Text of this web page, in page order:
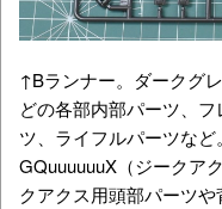
↑Bランナー。ダークグ
どの各部内部パーツ、
ツ、ライフルパーツな
GQuuuuuuX（ジークア
クアクス用頭部パーツ